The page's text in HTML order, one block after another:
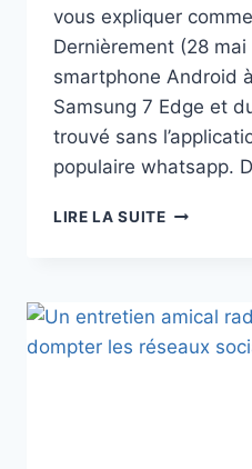
vous expliquer
Dernièrement (28 mai
smartphone Android
Samsung 7 Edge et
trouvé sans
populaire whatsapp.
LIRE LA SUITE